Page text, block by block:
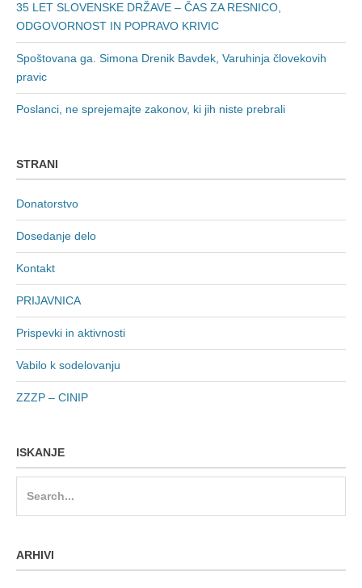
35 LET SLOVENSKE DRŽAVE – ČAS ZA RESNICO,
ODGOVORNOST IN POPRAVO KRIVIC
Spoštovana ga. Simona Drenik Bavdek, Varuhinja človekovih
pravic
Poslanci, ne sprejemajte zakonov, ki jih niste prebrali
STRANI
Donatorstvo
Dosedanje delo
Kontakt
PRIJAVNICA
Prispevki in aktivnosti
Vabilo k sodelovanju
ZZZP – CINIP
ISKANJE
ARHIVI